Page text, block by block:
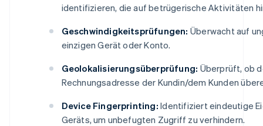
identifizieren, die auf betrügerische Aktivitäten
Geschwindigkeitsprüfungen: Überwacht auf
einzigen Gerät oder Konto.
Geolokalisierungsüberprüfung: Überprüft, ob
Rechnungsadresse der Kundin/dem Kunden
Device Fingerprinting: Identifiziert eindeutige
Geräts, um unbefugten Zugriff zu verhindern.